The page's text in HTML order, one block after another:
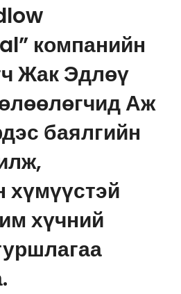
компанийн
Жак Эдлөү
Аж
баялгийн
хүмүүстэй
хүчний